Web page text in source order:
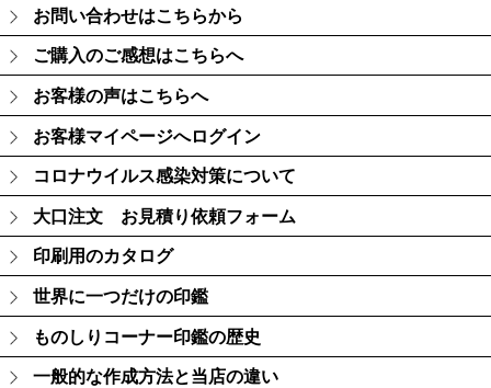
お問い合わせはこちらから
ご購入のご感想はこちらへ
お客様の声はこちらへ
お客様マイページへログイン
コロナウイルス感染対策について
大口注文 お見積り依頼フォーム
印刷用のカタログ
世界に一つだけの印鑑
ものしりコーナー印鑑の歴史
一般的な作成方法と当店の違い